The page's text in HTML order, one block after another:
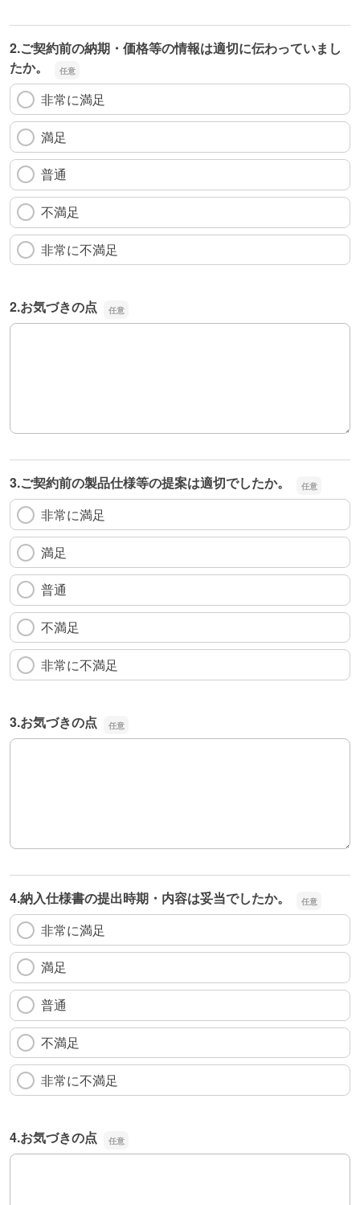
2.ご契約前の納期・価格等の情報は適切に伝わっていまし
たか。
非常に満足
満足
普通
不満足
非常に不満足
2.お気づきの点
2.お気づきの点
3.ご契約前の製品仕様等の提案は適切でしたか。
非常に満足
満足
普通
不満足
非常に不満足
3.お気づきの点
3.お気づきの点
4.納入仕様書の提出時期・内容は妥当でしたか。
非常に満足
満足
普通
不満足
非常に不満足
4.お気づきの点
4.お気づきの点